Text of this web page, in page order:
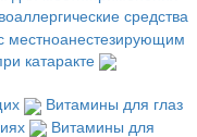
средства
местноанестезирующим
катаракте
Витамины для глаз
Витамины для